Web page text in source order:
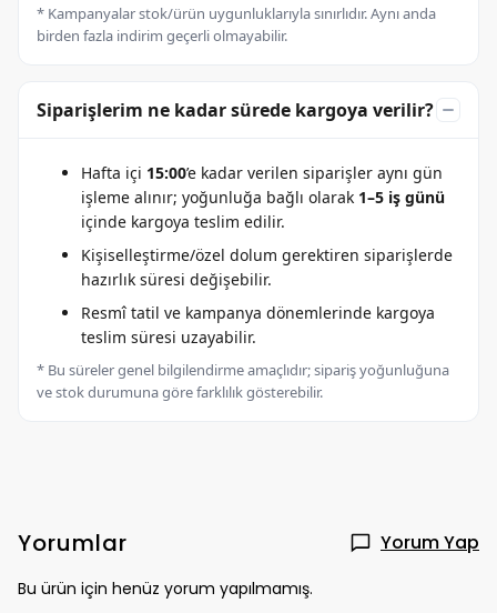
* Kampanyalar stok/ürün uygunluklarıyla sınırlıdır. Aynı anda
birden fazla indirim geçerli olmayabilir.
Siparişlerim ne kadar sürede kargoya verilir?
Hafta içi 15:00’e kadar verilen siparişler aynı gün
işleme alınır; yoğunluğa bağlı olarak 1–5 iş günü
içinde kargoya teslim edilir.
Kişiselleştirme/özel dolum gerektiren siparişlerde
hazırlık süresi değişebilir.
Resmî tatil ve kampanya dönemlerinde kargoya
teslim süresi uzayabilir.
* Bu süreler genel bilgilendirme amaçlıdır; sipariş yoğunluğuna
ve stok durumuna göre farklılık gösterebilir.
Yorumlar Yorum Yap
Bu ürün için henüz yorum yapılmamış.